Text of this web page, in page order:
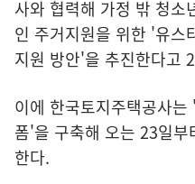
사와 협력해 가정 밖 청소
인 주거지원을 위한 '유
지원 방안'을 추진한다고
이에 한국토지주택공사
폼'을 구축해 오는 23일
한다.